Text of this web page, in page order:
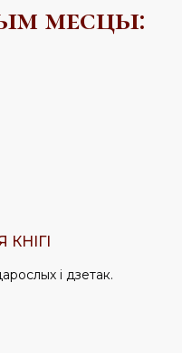
месцы:
КНІГІ
і дзетак.